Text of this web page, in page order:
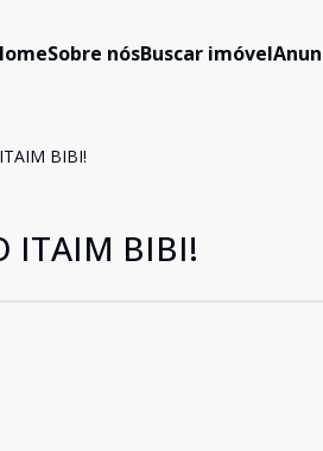
Sobre nósBuscar imóvel
BIBI!
ITAIM BIBI!